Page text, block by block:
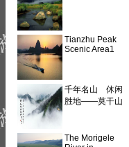
Tianzhu Peak
Scenic Area1
千年名山 休闲
胜地——莫干山
The Morigele